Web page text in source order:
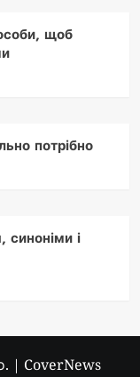
щоб
потрібно
синоніми і
| CoverNews